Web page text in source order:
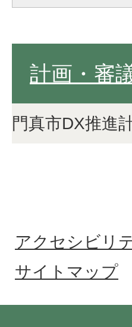
計画・審
門真市DX推進
アクセシビリ
サイトマップ